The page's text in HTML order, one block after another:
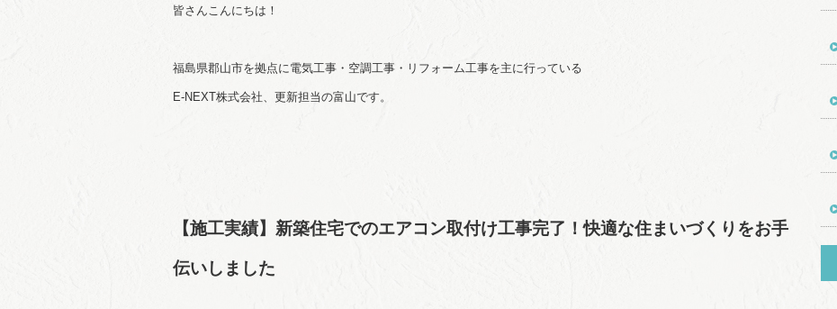
皆さんこんにちは！
福島県郡山市を拠点に電気工事・空調工事・リフォーム工事を主に行っている
E-NEXT株式会社、更新担当の富山です。
【施工実績】新築住宅でのエアコン取付け工事完了！快適な住まいづくりをお手
伝いしました